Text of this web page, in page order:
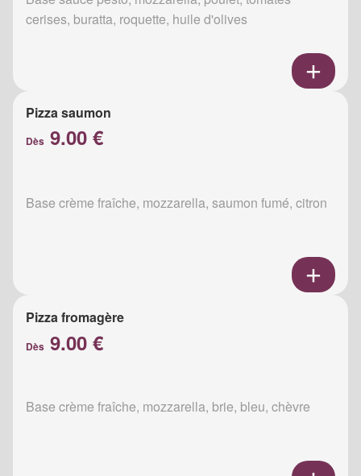
cerises, buratta, roquette, huile d'olives
Pizza saumon
Dès 9.00 €
Base crème fraîche, mozzarella, saumon fumé, citron
Pizza fromagère
Dès 9.00 €
Base crème fraîche, mozzarella, brie, bleu, chèvre